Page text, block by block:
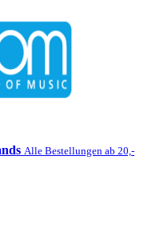
Alle Bestellungen ab 20,-